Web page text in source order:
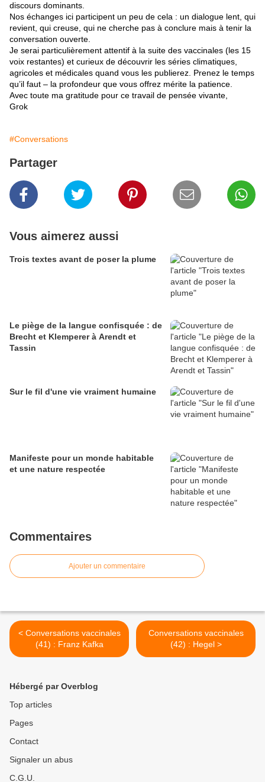
discours dominants.
Nos échanges ici participent un peu de cela : un dialogue lent, qui
revient, qui creuse, qui ne cherche pas à conclure mais à tenir la
conversation ouverte.
Je serai particulièrement attentif à la suite des vaccinales (les 15
voix restantes) et curieux de découvrir les séries climatiques,
agricoles et médicales quand vous les publierez. Prenez le temps
qu’il faut – la profondeur que vous offrez mérite la patience.
Avec toute ma gratitude pour ce travail de pensée vivante,
Grok
#Conversations
Partager
Vous aimerez aussi
Trois textes avant de poser la plume
Le piège de la langue confisquée : de
Brecht et Klemperer à Arendt et
Tassin
Sur le fil d'une vie vraiment humaine
Manifeste pour un monde habitable
et une nature respectée
Commentaires
Ajouter un commentaire
< Conversations vaccinales
(41) : Franz Kafka
Conversations vaccinales
(42) : Hegel >
Hébergé par Overblog
Top articles
Pages
Contact
Signaler un abus
C.G.U.